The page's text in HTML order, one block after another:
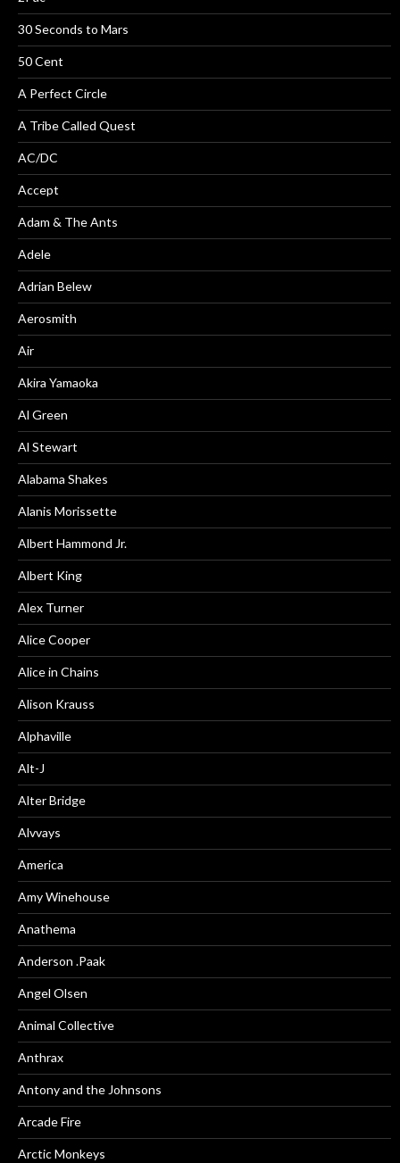
30 Seconds to Mars
50 Cent
A Perfect Circle
A Tribe Called Quest
AC/DC
Accept
Adam & The Ants
Adele
Adrian Belew
Aerosmith
Air
Akira Yamaoka
Al Green
Al Stewart
Alabama Shakes
Alanis Morissette
Albert Hammond Jr.
Albert King
Alex Turner
Alice Cooper
Alice in Chains
Alison Krauss
Alphaville
Alt-J
Alter Bridge
Alvvays
America
Amy Winehouse
Anathema
Anderson .Paak
Angel Olsen
Animal Collective
Anthrax
Antony and the Johnsons
Arcade Fire
Arctic Monkeys